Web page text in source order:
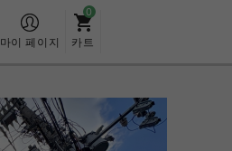
마이 페이지 카트